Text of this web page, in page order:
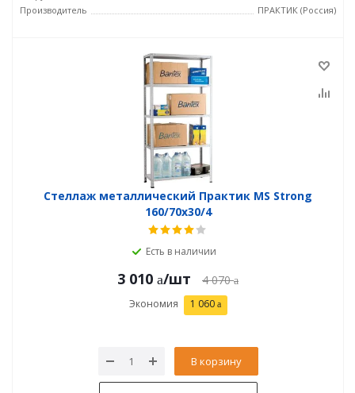
Производитель
ПРАКТИК (Россия)
Стеллаж металлический Практик MS Strong
160/70x30/4
Есть в наличии
3 010 /шт 4 070
Экономия 1 060
В корзину